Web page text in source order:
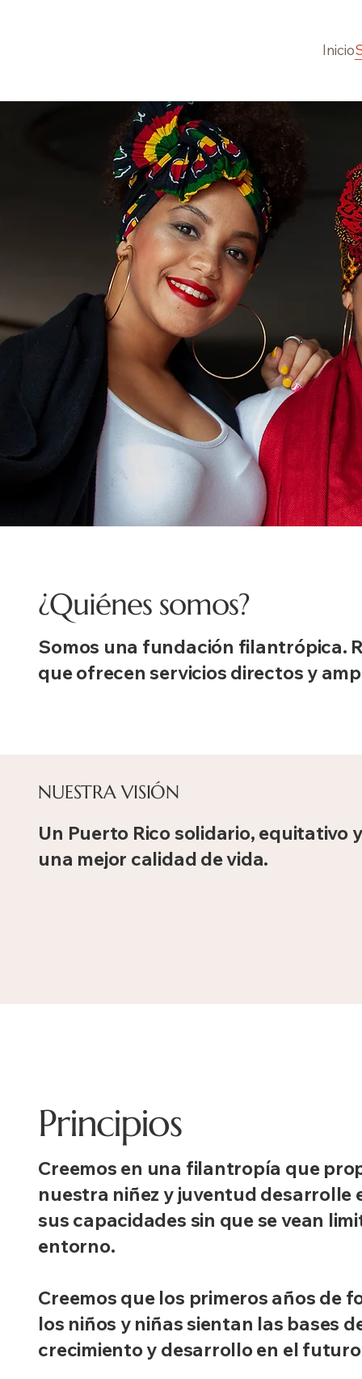
Inicio
¿Quiénes somos?
Somos una fundación filantrópica.
que ofrecen servicios directos y
NUESTRA VISIÓN
Un Puerto Rico solidario, equitativo
una mejor calidad de vida.
Principios
Creemos en una filantropía que
nuestra niñez y juventud desarrolle
sus capacidades sin que se vean
entorno.
Creemos que los primeros años de
los niños y niñas sientan las bases
crecimiento y desarrollo en el